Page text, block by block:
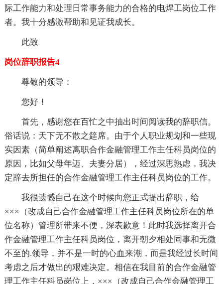
际工作能力和处理日常事务能力的合格的电焊工岗位工作
者。我十分感激帮助和见证我成长。
此致
岗位辞职报告4
尊敬的领导：
您好！
首先，感谢您在百忙之中抽出时间阅读我的辞职信。
俗话说：天下无不散之筵席。由于个人职业规划和一些现
实因素（简单阐述离职合作金融管理工作主任科员岗位的
原因，比如父母年迈、夫妻分居），经过深思熟虑，我决
定辞去所担任的合作金融管理工作主任科员岗位的工作。
我很遗憾自己在这个时候向您正式提出辞职，给
×××（改成自己合作金融管理工作主任科员岗位所在的单
位名称）管理所带来不便，深表歉意！此时我选择离开合
作金融管理工作主任科员岗位，离开朝夕相处同事和无微
不至的.领导，并不是一时的心血来潮，而是我经过长时间
考虑之后才做出的艰难决定。相信在我目前的合作金融管
理工作主任科员岗位上，×××（改成自己合作金融管理工